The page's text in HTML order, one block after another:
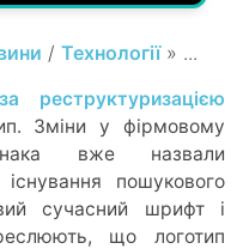
/ Технології» ...
реструктуризацією
Зміни у фірмовому
вже назвали
пошукового
сучасний шрифт і
що логотип